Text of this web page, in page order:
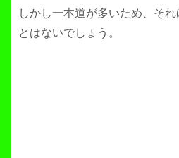
しかし一本道が多いため、そ
とはないでしょう。